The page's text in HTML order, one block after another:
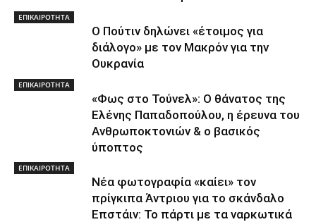
ΕΠΙΚΑΙΡΟΤΗΤΑ
Ο Πούτιν δηλώνει «έτοιμος για
διάλογο» με τον Μακρόν για την
Ουκρανία
ΕΠΙΚΑΙΡΟΤΗΤΑ
«Φως στο Τούνελ»: Ο θάνατος της
Ελένης Παπαδοπούλου, η έρευνα του
Ανθρωποκτονιών & ο βασικός
ύποπτος
ΕΠΙΚΑΙΡΟΤΗΤΑ
Νέα φωτογραφία «καίει» τον
πρίγκιπα Άντριου για το σκάνδαλο
Επστάιν: Το πάρτι με τα ναρκωτικά